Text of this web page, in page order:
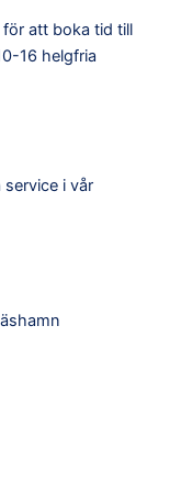
för att boka tid till
16 helgfria
i vår